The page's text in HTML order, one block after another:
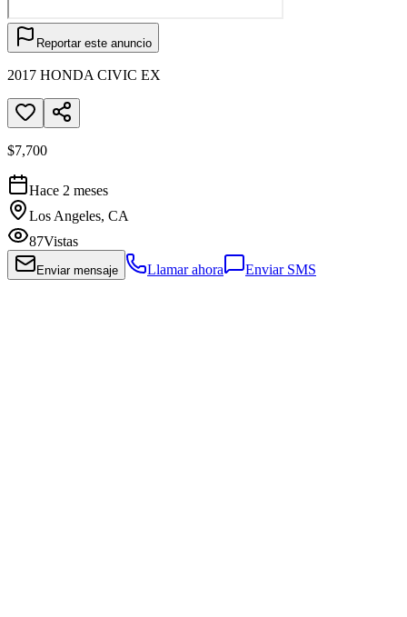
Reportar este anuncio
2017 HONDA CIVIC EX
$7,700
Hace 2 meses
Los Angeles, CA
87Vistas
Enviar mensaje Llamar ahora Enviar SMS